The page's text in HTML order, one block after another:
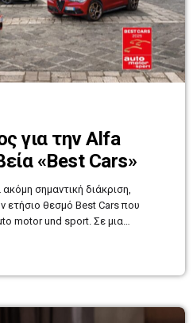
για την Alfa
«Best Cars»
σημαντική διάκριση,
ετήσιο θεσμό Best Cars που
motor und sport. Σε μια
ταχύτατα, η Alfa